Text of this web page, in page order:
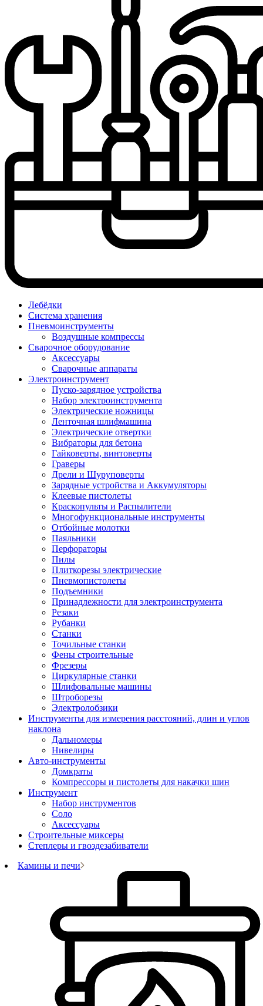
Лебёдки
Система хранения
Пневмоинструменты
Воздушные компрессы
Сварочное оборудование
Аксессуары
Сварочные аппараты
Электроинструмент
Пуско-зарядное устройства
Набор электроинструмента
Электрические ножницы
Ленточная шлифмашина
Электрические отвертки
Вибраторы для бетона
Гайковерты, винтоверты
Граверы
Дрели и Шуруповерты
Зарядные устройства и Аккумуляторы
Клеевые пистолеты
Краскопульты и Распылители
Многофункциональные инструменты
Отбойные молотки
Паяльники
Перфораторы
Пилы
Плиткорезы электрические
Пневмопистолеты
Подъемники
Принадлежности для электроинструмента
Резаки
Рубанки
Станки
Точильные станки
Фены строительные
Фрезеры
Циркулярные станки
Шлифовальные машины
Штроборезы
Электролобзики
Инструменты для измерения расстояний, длин и углов
наклона
Дальномеры
Нивелиры
Авто-инструменты
Домкраты
Компрессоры и пистолеты для накачки шин
Инструмент
Набор инструментов
Соло
Аксессуары
Строительные миксеры
Степлеры и гвоздезабиватели
Камины и печи